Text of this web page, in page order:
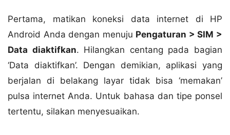
Pertama, matikan koneksi data internet di HP
Android Anda dengan menuju Pengaturan > SIM >
Data diaktifkan. Hilangkan centang pada bagian
‘Data diaktifkan’. Dengan demikian, aplikasi yang
berjalan di belakang layar tidak bisa ‘memakan’
pulsa internet Anda. Untuk bahasa dan tipe ponsel
tertentu, silakan menyesuaikan.